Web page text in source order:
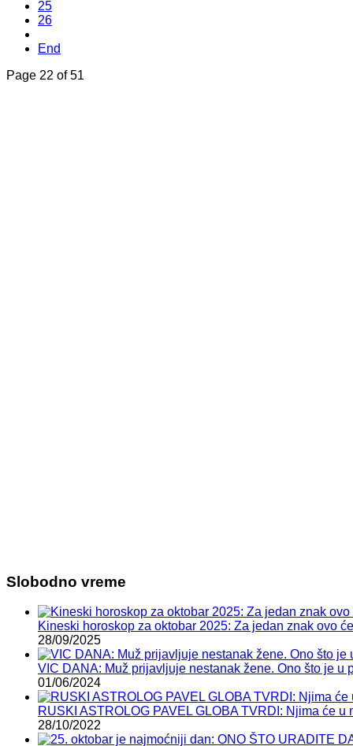
25
26
End
Page 22 of 51
Slobodno vreme
Kineski horoskop za oktobar 2025: Za jedan znak ovo
28/09/2025
VIC DANA: Muž prijavljuje nestanak žene. Ono što je
01/06/2024
RUSKI ASTROLOG PAVEL GLOBA TVRDI: Njima će
28/10/2022